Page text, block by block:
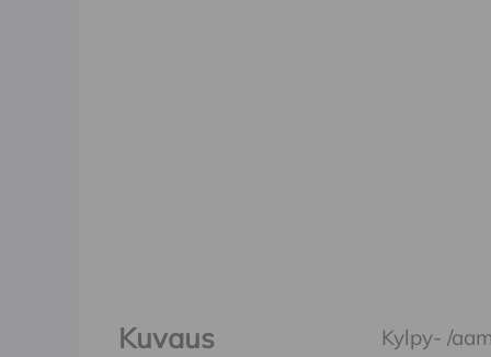
Kuvaus
Kylpy- /